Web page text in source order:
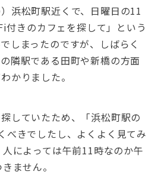
浜松町駅近くで、日曜日の11
付きのカフェを探して」という
しまったのですが、しばらく
隣駅である田町や新橋の方面
かりました。
していたため、「浜松町駅の
べきでしたし、よくよく見てみ
によっては午前11時なのか午
ません。